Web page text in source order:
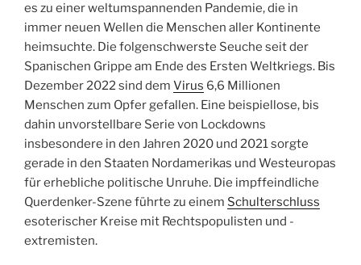
es zu einer weltumspannenden Pandemie, die in
immer neuen Wellen die Menschen aller Kontinente
heimsuchte. Die folgenschwerste Seuche seit der
Spanischen Grippe am Ende des Ersten Weltkriegs. Bis
Dezember 2022 sind dem Virus 6,6 Millionen
Menschen zum Opfer gefallen. Eine beispiellose, bis
dahin unvorstellbare Serie von Lockdowns
insbesondere in den Jahren 2020 und 2021 sorgte
gerade in den Staaten Nordamerikas und Westeuropas
für erhebliche politische Unruhe. Die impffeindliche
Querdenker-Szene führte zu einem Schulterschluss
esoterischer Kreise mit Rechtspopulisten und -
extremisten.